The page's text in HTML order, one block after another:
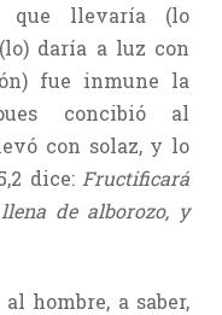
que llevaría (lo
daría a luz con
fue inmune la
concibió al
con solaz, y lo
dice: Fructificará
de alborozo, y
hombre, a saber,